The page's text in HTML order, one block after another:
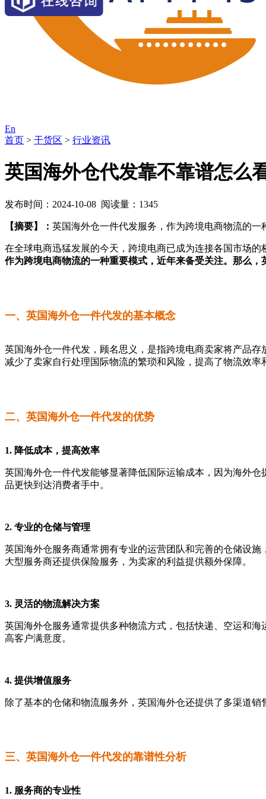
En
首页 > 干货区 > 行业资讯
英国海外仓代发靠不靠谱怎么
发布时间：2024-10-08 阅读量：1345
【摘要】： 英国海外仓一件代发服务，作为跨境电商物流的
在全球电商迅猛发展的今天，跨境电商已成为连接各国市场
作为跨境电商物流的一种重要模式，近年来备受关注。那么
一、英国海外仓一件代发的基本概念
英国海外仓一件代发，顾名思义，是指跨境电商卖家将产品
减少了卖家自行处理国际物流的繁琐和风险，提高了物流效率
二、英国海外仓一件代发的优势
1. 降低成本，提高效率
英国海外仓一件代发能够显著降低国际运输成本，因为海外
品更快到达消费者手中。
2. 专业的仓储与管理
英国海外仓服务商通常拥有专业的运营团队和完善的仓储设
大型服务商还提供保险服务，为卖家的利益提供额外保障。
3. 灵活的物流解决方案
英国海外仓服务通常提供多种物流方式，包括快递、空运和
高客户满意度。
4. 提供增值服务
除了基本的仓储和物流服务外，英国海外仓还提供了多渠道
三、英国海外仓一件代发的靠谱性分析
1. 服务商的专业性